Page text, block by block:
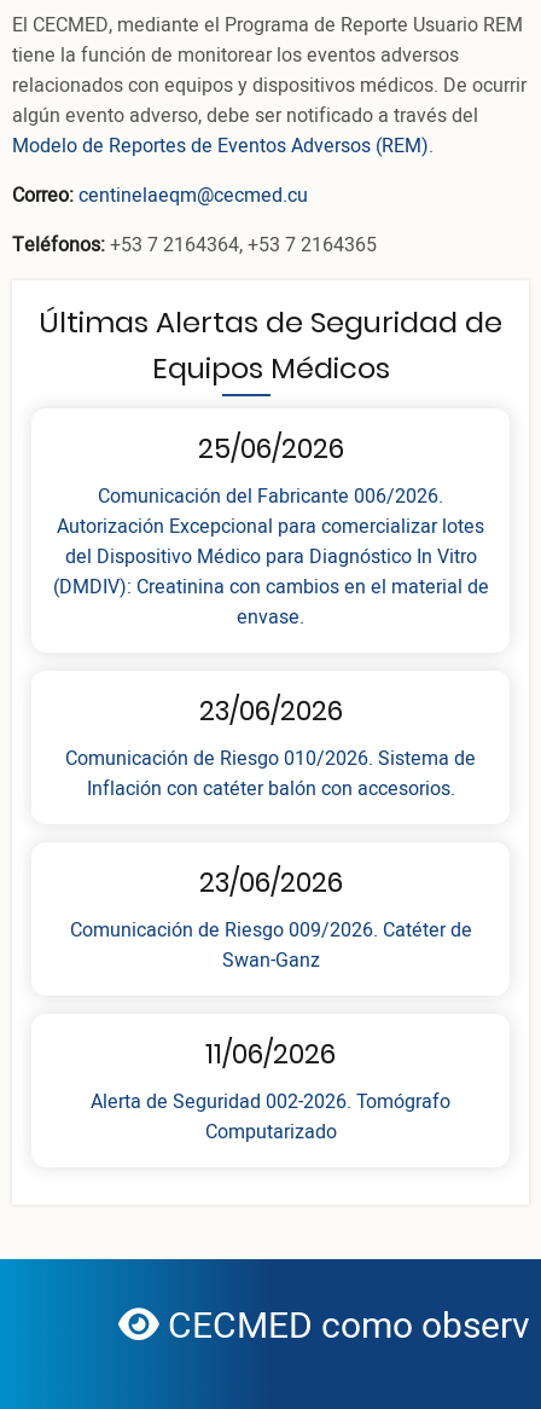
El CECMED, mediante el Programa de Reporte Usuario REM
tiene la función de monitorear los eventos adversos
relacionados con equipos y dispositivos médicos. De ocurrir
algún evento adverso, debe ser notificado a través del
Modelo de Reportes de Eventos Adversos (REM).
Correo:centinelaeqm@cecmed.cu
Teléfonos:+53 7 2164364, +53 7 2164365
Últimas Alertas de Seguridad de
Equipos Médicos
25/06/2026
Comunicación del Fabricante 006/2026.
Autorización Excepcional para comercializar lotes
del Dispositivo Médico para Diagnóstico In Vitro
(DMDIV): Creatinina con cambios en el material de
envase.
23/06/2026
Comunicación de Riesgo 010/2026. Sistema de
Inflación con catéter balón con accesorios.
23/06/2026
Comunicación de Riesgo 009/2026. Catéter de
Swan-Ganz
11/06/2026
Alerta de Seguridad 002-2026. Tomógrafo
Computarizado
globe
CECMED como